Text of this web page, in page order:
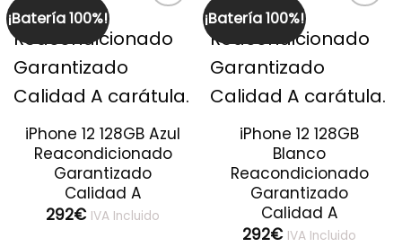
¡Batería 100%!
iPhone 12 128GB Azul
Reacondicionado
Garantizado
Calidad A
292€ IVA Incluido
¡Batería 100%!
iPhone 12 128GB
Blanco
Reacondicionado
Garantizado
Calidad A
292€ IVA Incluido